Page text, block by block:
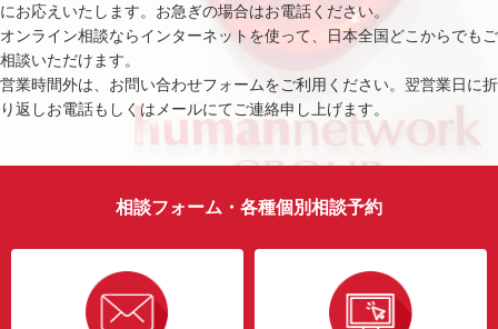
にお応えいたします。お急ぎの場合はお電話ください。
オンライン相談ならインターネットを使って、日本全国どこからでもご
相談いただけます。
営業時間外は、お問い合わせフォームをご利用ください。翌営業日に折
り返しお電話もしくはメールにてご連絡申し上げます。
相談フォーム・各種個別相談予約